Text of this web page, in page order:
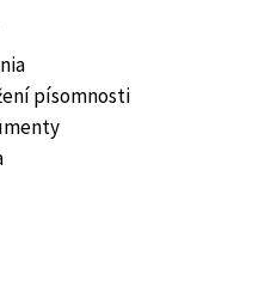
písomnosti